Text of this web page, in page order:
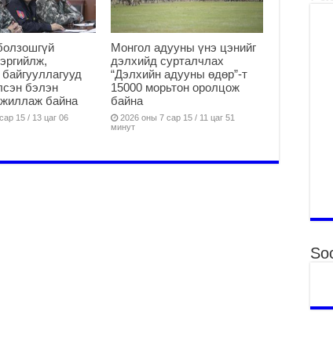
бэлэн
байна
15 / 13 цаг 06
Монгол адууны үнэ цэнийг
дэлхийд сурталчлах
“Дэлхийн адууны өдөр”-т
15000 морьтон оролцож
байна
2026 оны 7 сар 15 / 11 цаг 51
минут